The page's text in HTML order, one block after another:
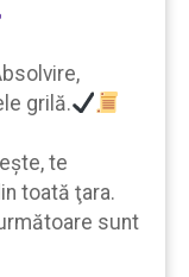
grilă.
te
toată ţara.
sunt